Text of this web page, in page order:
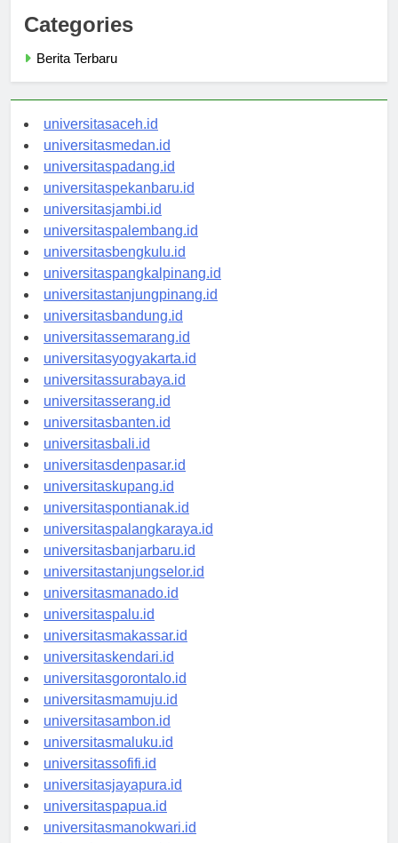
Categories
universitasaceh.id
universitasmedan.id
universitaspadang.id
universitaspekanbaru.id
universitasjambi.id
universitaspalembang.id
universitasbengkulu.id
universitaspangkalpinang.id
universitastanjungpinang.id
universitasbandung.id
universitassemarang.id
universitasyogyakarta.id
universitassurabaya.id
universitasserang.id
universitasbanten.id
universitasbali.id
universitasdenpasar.id
universitaskupang.id
universitaspontianak.id
universitaspalangkaraya.id
universitasbanjarbaru.id
universitastanjungselor.id
universitasmanado.id
universitaspalu.id
universitasmakassar.id
universitaskendari.id
universitasgorontalo.id
universitasmamuju.id
universitasambon.id
universitasmaluku.id
universitassofifi.id
universitasjayapura.id
universitaspapua.id